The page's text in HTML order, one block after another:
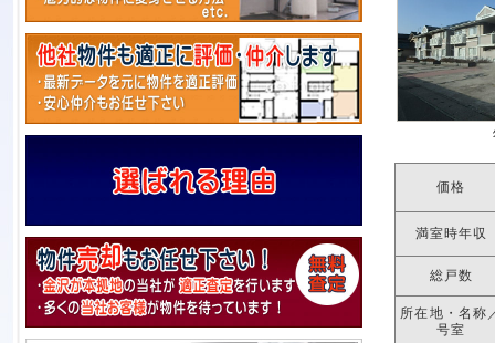
価格
満室時年収
総戸数
所在地・名称
号室